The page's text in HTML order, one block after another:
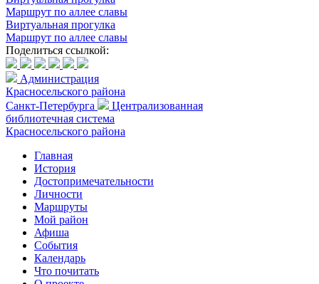
Маршрут по аллее славы
Виртуальная прогулка
Маршрут по аллее славы
Поделиться ссылкой:
Администрация
Красносельского района
Санкт-Петербурга
Централизованная
библиотечная система
Красносельского района
Главная
История
Достопримечательности
Личности
Маршруты
Мой район
Афиша
События
Календарь
Что почитать